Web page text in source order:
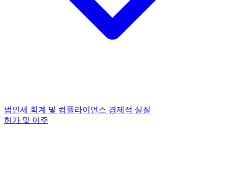
법인세 회계 및 컴플라이언스 경제적 실질
허가 및 이주